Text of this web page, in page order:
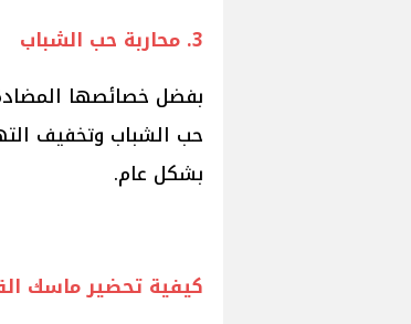
3. محاربة حب الشباب
بفضل خصائصها
حب الشباب وتخفيف
بشكل عام.
كيفية تحضير ماسك